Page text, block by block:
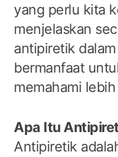
yang perlu kita
menjelaskan
antipiretik
bermanfaat
memahami
Apa Itu
Antipiretik